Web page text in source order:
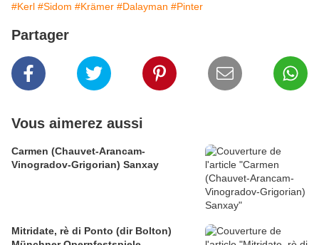
#Kerl #Sidom #Krämer #Dalayman #Pinter
Partager
Vous aimerez aussi
Carmen (Chauvet-Arancam-
Vinogradov-Grigorian) Sanxay
Mitridate, rè di Ponto (dir Bolton)